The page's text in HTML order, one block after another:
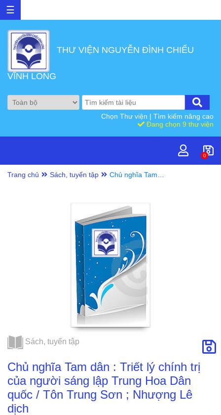
☰
THƯ VIỆN NGUYỄN ĐÌNH CHIỂU
VĨNH LONG
Chọn Thư viện | Tìm kiếm nâng cao
Đang chọn 9 thư viện
0
Trang chủ Sách, tuyển tập
Chủ nghĩa Tam
Trung Hoa Dân
quốc / Tôn Trung
Sơn ; Nhượng Lê
dịch
Sách, tuyển tập
Chủ nghĩa Tam dân : Triết lý chính trị
của người sáng lập Trung Hoa Dân
quốc / Tôn Trung Sơn ; Nhượng Lê
dịch